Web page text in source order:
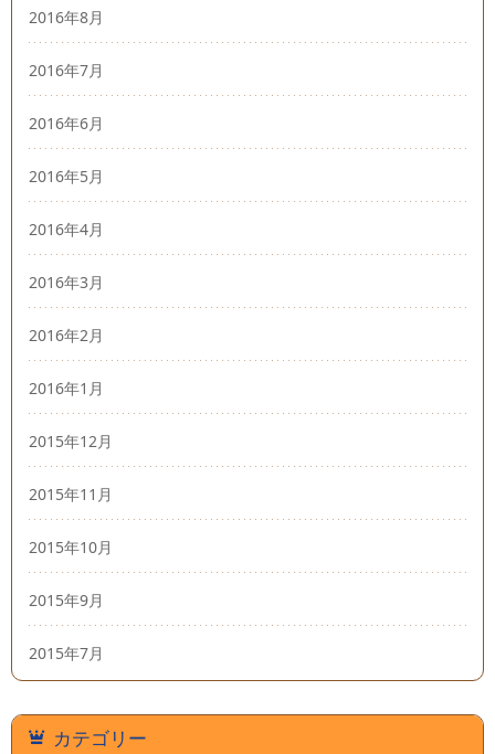
2016年8月
2016年7月
2016年6月
2016年5月
2016年4月
2016年3月
2016年2月
2016年1月
2015年12月
2015年11月
2015年10月
2015年9月
2015年7月
カテゴリー